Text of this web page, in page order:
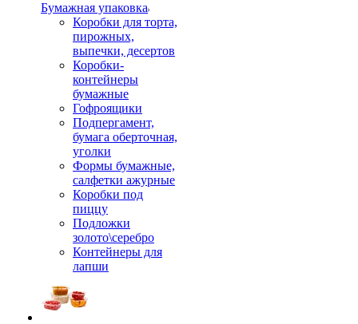
Бумажная упаковка
Коробки для торта,
пирожных,
выпечки, десертов
Коробки-
контейнеры
бумажные
Гофроящики
Подпергамент,
бумага оберточная,
уголки
Формы бумажные,
салфетки ажурные
Коробки под
пиццу
Подложки
золото\серебро
Контейнеры для
лапши